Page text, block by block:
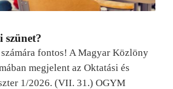
szünet?
fontos! A Magyar Közlöny
megjelent az Oktatási és
1/2026. (VII. 31.) OGYM